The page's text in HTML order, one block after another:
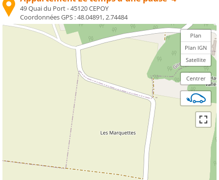
49 Quai du Port - 45120 CEPOY
Coordonnées GPS :48.04891, 2.74484
Plan
Plan IGN
Satellite
Centrer